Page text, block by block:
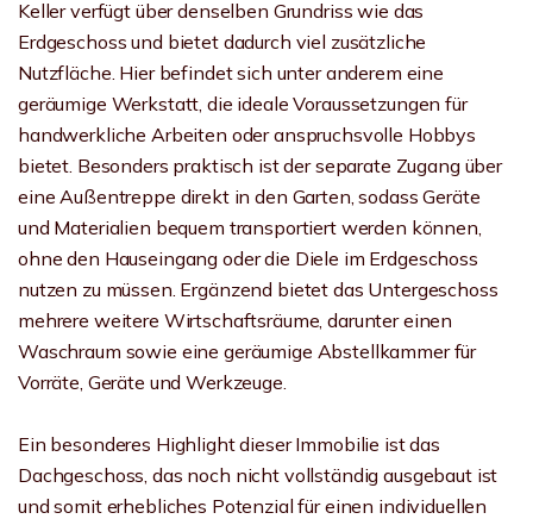
Keller verfügt über denselben Grundriss wie das
Erdgeschoss und bietet dadurch viel zusätzliche
Nutzfläche. Hier befindet sich unter anderem eine
geräumige Werkstatt, die ideale Voraussetzungen für
handwerkliche Arbeiten oder anspruchsvolle Hobbys
bietet. Besonders praktisch ist der separate Zugang über
eine Außentreppe direkt in den Garten, sodass Geräte
und Materialien bequem transportiert werden können,
ohne den Hauseingang oder die Diele im Erdgeschoss
nutzen zu müssen. Ergänzend bietet das Untergeschoss
mehrere weitere Wirtschaftsräume, darunter einen
Waschraum sowie eine geräumige Abstellkammer für
Vorräte, Geräte und Werkzeuge.
Ein besonderes Highlight dieser Immobilie ist das
Dachgeschoss, das noch nicht vollständig ausgebaut ist
und somit erhebliches Potenzial für einen individuellen